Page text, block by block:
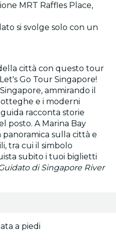
MRT Raffles Place,
si svolge solo con un
città con questo tour
Go Tour Singapore!
ammirando il
e i moderni
racconta storie
posto. A Marina Bay
sulla città e
tra cui il simbolo
subito i tuoi biglietti
di Singapore River
a piedi